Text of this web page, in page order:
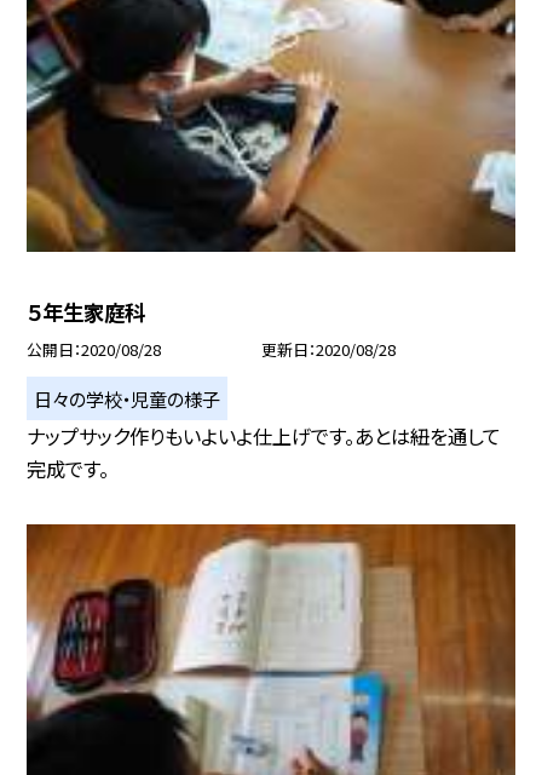
５年生家庭科
公開日 2020/08/28 更新日 2020/08/28
日々の学校・児童の様子
ナップサック作りもいよいよ仕上げです。あとは紐を通して
完成です。